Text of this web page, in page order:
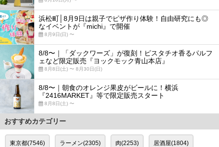
浜松町│8月9日は親子でピザ作り体験！自由研究にも◎
なイベントが『michi』で開催
8月9日(日) 〜
8/8〜｜「ダックワーズ」が復刻！ピスタチオ香るパルフ
ェなど限定販売『ヨックモック青山本店』
8月8日(土) 〜 8月30日(日)
8/8〜｜朝食のオレンジ果皮がビールに！横浜
『2416MARKET』等で限定販売スタート
8月8日(土) 〜
おすすめカテゴリー
東京都(7546) ラーメン(2305) 肉(2253) 居酒屋(1804)